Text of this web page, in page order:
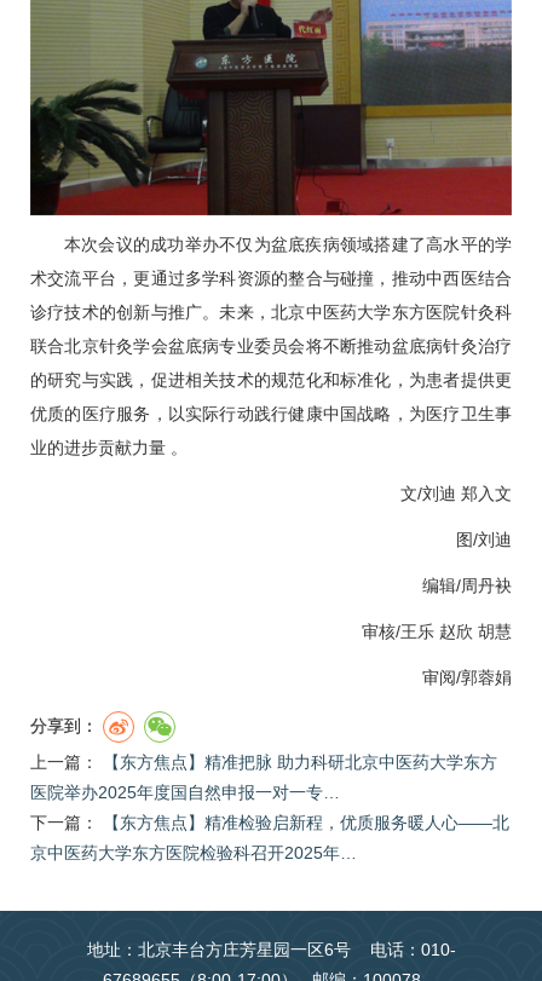
本次会议的成功举办不仅为盆底疾病领域搭建了高水平的学
术交流平台，更通过多学科资源的整合与碰撞，推动中西医结合
诊疗技术的创新与推广。未来，北京中医药大学东方医院针灸科
联合北京针灸学会盆底病专业委员会将不断推动盆底病针灸治疗
的研究与实践，促进相关技术的规范化和标准化，为患者提供更
优质的医疗服务，以实际行动践行健康中国战略，为医疗卫生事
业的进步贡献力量 。
文/刘迪 郑入文
图/刘迪
编辑/周丹袂
审核/王乐 赵欣 胡慧
审阅/郭蓉娟
分享到：
上一篇：
【东方焦点】精准把脉 助力科研北京中医药大学东方
医院举办2025年度国自然申报一对一专…
下一篇：
【东方焦点】精准检验启新程，优质服务暖人心——北
京中医药大学东方医院检验科召开2025年…
地址：北京丰台方庄芳星园一区6号 电话：010-